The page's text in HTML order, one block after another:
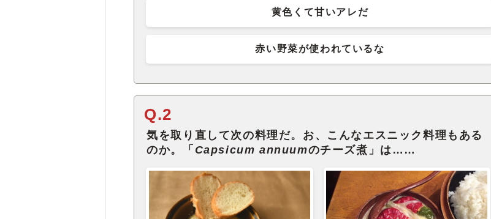
黄色くて甘いアレだ
赤い野菜が使われているな
Q.2
気を取り直して次の料理だ。お、こんなエスニック料理もある
のか。「 Capsicum annuumのチーズ煮」は……